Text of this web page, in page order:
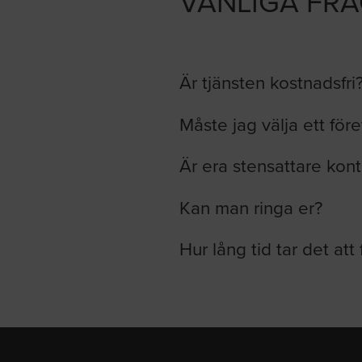
Är tjänsten
Måste jag välja ett
Är era stensattare
Kan man ringa er?
Hur lång tid tar det att